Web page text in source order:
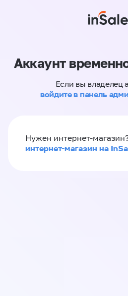
Аккаунт
Если вы владелец
войдите в панель
Нужен интернет-
интернет-магазин на